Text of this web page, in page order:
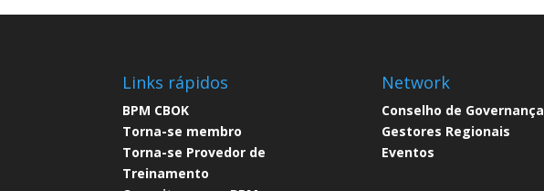
Links rápidos
BPM CBOK​
Torna-se membro​
Torna-se Provedor de
Treinamento​
Network
Conselho de Governança​
Gestores Regionais
Eventos